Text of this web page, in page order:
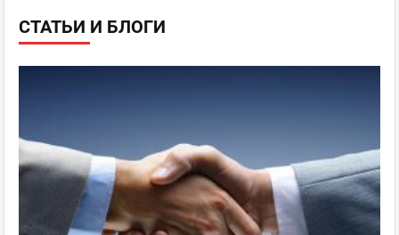
СТАТЬИ И БЛОГИ